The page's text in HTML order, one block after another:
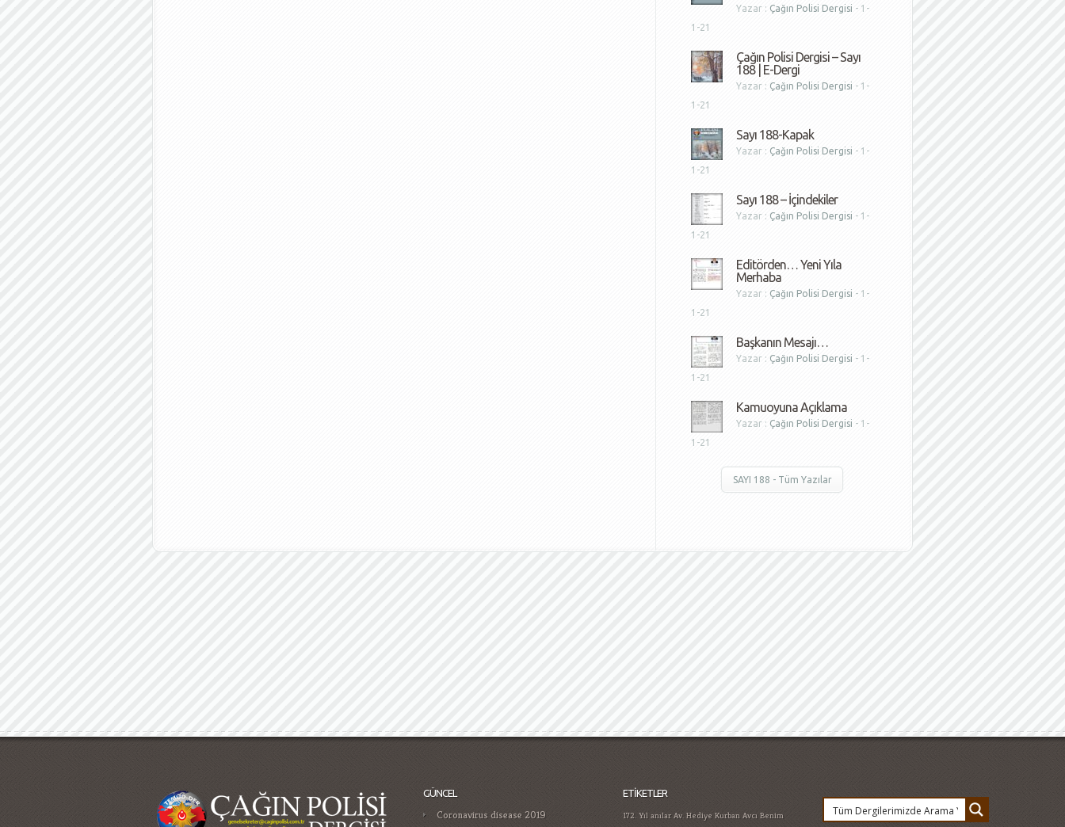
Yazar : Çağın Polisi Dergisi - 1-
1-21
Çağın Polisi Dergisi – Sayı
188 | E-Dergi
Yazar : Çağın Polisi Dergisi - 1-
1-21
Sayı 188-Kapak
Yazar : Çağın Polisi Dergisi - 1-
1-21
Sayı 188 – İçindekiler
Yazar : Çağın Polisi Dergisi - 1-
1-21
Editörden… Yeni Yıla
Merhaba
Yazar : Çağın Polisi Dergisi - 1-
1-21
Başkanın Mesajı…
Yazar : Çağın Polisi Dergisi - 1-
1-21
Kamuoyuna Açıklama
Yazar : Çağın Polisi Dergisi - 1-
1-21
SAYI 188 - Tüm Yazılar
Çağın Polisi
Gamificatie in gokken trends die je
duyurular Feridun Hoca ile Ceza
Muhakemesi Hukuku - 18 Feridun Hoca ile